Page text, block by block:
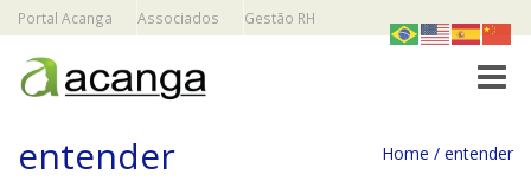
Portal Acanga Associados Gestão RH
entender Home / entender